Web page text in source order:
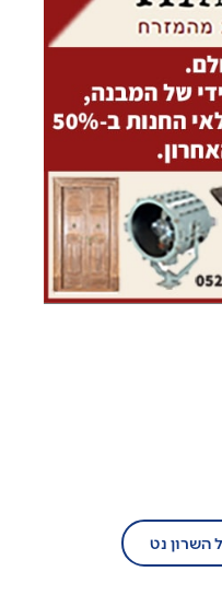
השרון נט